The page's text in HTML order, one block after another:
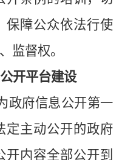
保障公众依法行使
监督权。
开平台建设
政府信息公开第一
定主动公开的政府
内容全部公开到